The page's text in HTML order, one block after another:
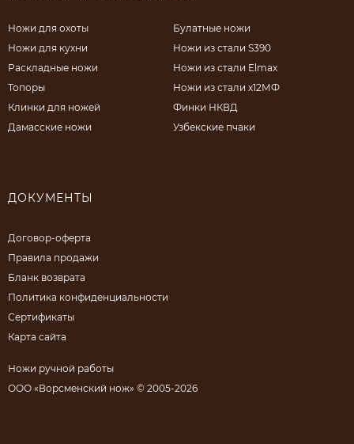
Ножи для охоты
Ножи для кухни
Раскладные ножи
Топоры
Клинки для ножей
Дамасские ножи
Булатные ножи
Ножи из стали S390
Ножи из стали Elmax
Ножи из стали х12МФ
Финки НКВД
Узбекские пчаки
ДОКУМЕНТЫ
Договор-оферта
Правила продажи
Бланк возврата
Политика конфиденциальности
Сертификаты
Карта сайта
Ножи ручной работы
ООО «Ворсменский нож» © 2005-2026